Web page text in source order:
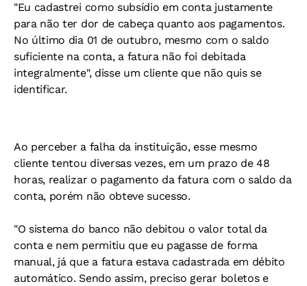
"Eu cadastrei como subsídio em conta justamente
para não ter dor de cabeça quanto aos pagamentos.
No último dia 01 de outubro, mesmo com o saldo
suficiente na conta, a fatura não foi debitada
integralmente", disse um cliente que não quis se
identificar.
Ao perceber a falha da instituição, esse mesmo
cliente tentou diversas vezes, em um prazo de 48
horas, realizar o pagamento da fatura com o saldo da
conta, porém não obteve sucesso.
"O sistema do banco não debitou o valor total da
conta e nem permitiu que eu pagasse de forma
manual, já que a fatura estava cadastrada em débito
automático. Sendo assim, preciso gerar boletos e